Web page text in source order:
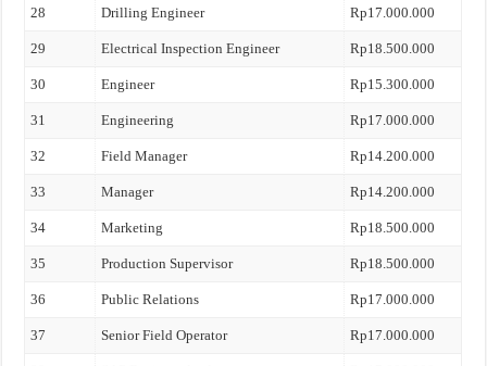
28 Drilling Engineer Rp17.000.000
29 Electrical Inspection Engineer Rp18.500.000
30 Engineer Rp15.300.000
31 Engineering Rp17.000.000
32 Field Manager Rp14.200.000
33 Manager Rp14.200.000
34 Marketing Rp18.500.000
35 Production Supervisor Rp18.500.000
36 Public Relations Rp17.000.000
37 Senior Field Operator Rp17.000.000